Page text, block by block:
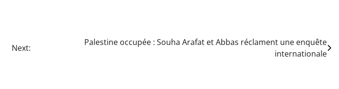
Next:
Palestine occupée : Souha Arafat et Abbas réclament une enquête
internationale